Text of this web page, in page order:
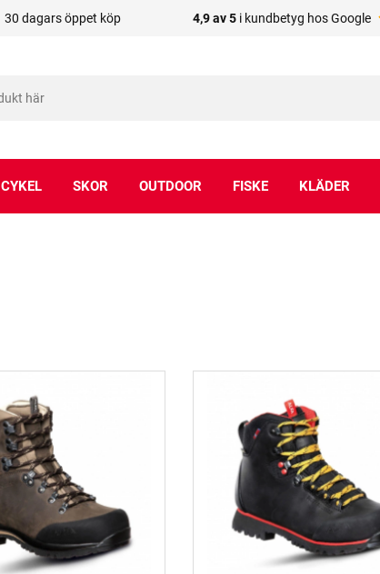
30 dagars öppet köp 4,9 av 5 i kundbetyg hos Google
CYKEL SKOR OUTDOOR FISKE KLÄDER